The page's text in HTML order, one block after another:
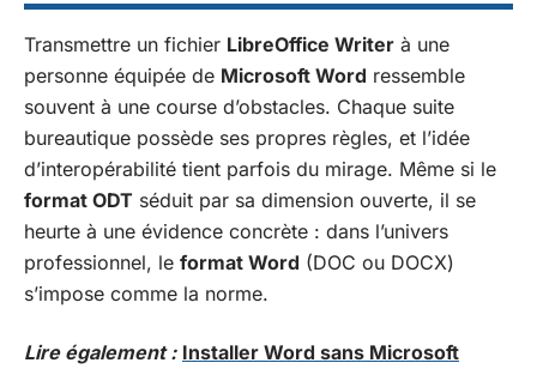
Transmettre un fichier LibreOffice Writer à une
personne équipée de Microsoft Word ressemble
souvent à une course d’obstacles. Chaque suite
bureautique possède ses propres règles, et l’idée
d’interopérabilité tient parfois du mirage. Même si le
format ODT séduit par sa dimension ouverte, il se
heurte à une évidence concrète : dans l’univers
professionnel, le format Word (DOC ou DOCX)
s’impose comme la norme.
Lire également : Installer Word sans Microsoft